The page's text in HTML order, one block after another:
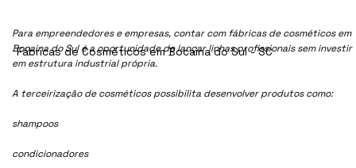
Para empreendedores e empresas, contar com fábricas de cosméticos em
Bocaina do Sul é a oportunidade de lançar linhas profissionais sem investir
em estrutura industrial própria.
A terceirização de cosméticos possibilita desenvolver produtos como:
shampoos
condicionadores
Fábricas de Cosméticos em Bocaina do Sul - SC